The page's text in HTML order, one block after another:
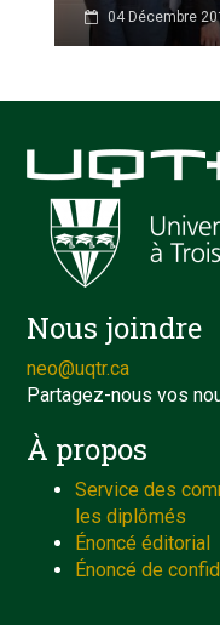
04 Décembre
Nous joindre
neo@uqtr.ca
Partagez-nous vos
À propos
Service des
les diplômés
Énoncé éditorial
Énoncé de